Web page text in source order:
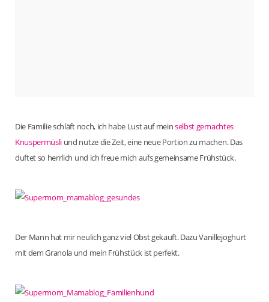
Die Familie schläft noch, ich habe Lust auf meinselbst gemachtes
Knuspermüsli und nutze die Zeit, eine neue Portion zu machen. Das
duftet so herrlich und ich freue mich aufs gemeinsame Frühstück.
Der Mann hat mir neulich ganz viel Obst gekauft. Dazu Vanillejoghurt
mit dem Granola und mein Frühstück ist perfekt.